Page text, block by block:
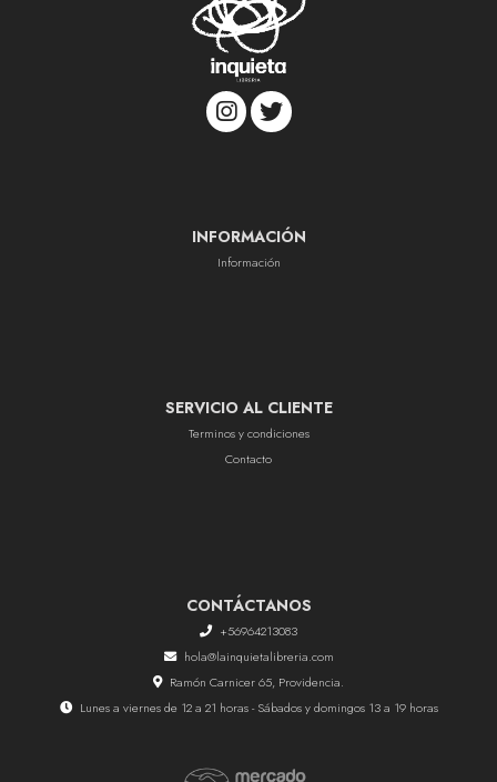
INFORMACIÓN
Información
SERVICIO AL CLIENTE
Terminos y condiciones
Contacto
CONTÁCTANOS
+56964213083
hola@lainquietalibreria.com
Ramón Carnicer 65, Providencia.
Lunes a viernes de 12 a 21 horas - Sábados y domingos 13 a 19 horas